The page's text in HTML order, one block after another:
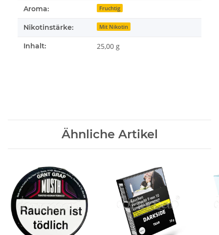
Aroma: Fruchtig
Nikotinstärke: Mit Nikotin
Inhalt: 25,00 g
Ähnliche Artikel